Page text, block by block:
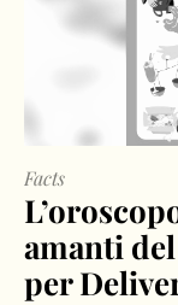
amanti
per
Facts